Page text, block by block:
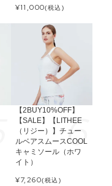
¥11,000(税込)
【2BUY10%OFF】
【SALE】【LITHEE
（リジー）】チュー
ルベアスムースCOOL
キャミソール（ホワ
イト）
¥7,260(税込)